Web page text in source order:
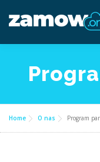
do
Dla gastronomii ▿
Home O nas Program